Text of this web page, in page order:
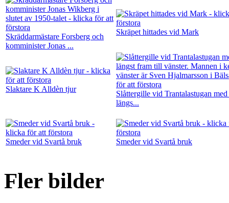
Skräddarmästare Forsberg och
komminister Jonas ...
Skräpet hittades vid Mark
Slaktare K Alldèn tjur
Slåttergille vid Trantalastugan med
längs...
Smeder vid Svartå bruk Smeder vid Svartå bruk
Fler bilder